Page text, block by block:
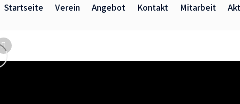
Startseite Verein Angebot Kontakt Mitarbeit